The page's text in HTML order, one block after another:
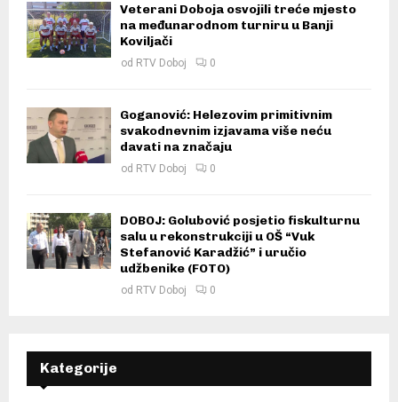
Veterani Doboja osvojili treće mjesto
na međunarodnom turniru u Banji
Koviljači
od RTV Doboj 0
Goganović: Helezovim primitivnim
svakodnevnim izjavama više neću
davati na značaju
od RTV Doboj 0
DOBOJ: Golubović posjetio fiskulturnu
salu u rekonstrukciji u OŠ “Vuk
Stefanović Karadžić” i uručio
udžbenike (FOTO)
od RTV Doboj 0
Kategorije